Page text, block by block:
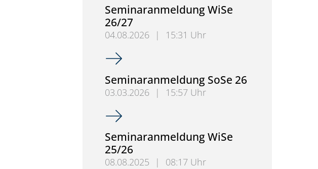
Seminaranmeldung WiSe
26/27
04.08.2026 |
15:31 Uhr
Seminaranmeldung WiSe 26/27
Seminaranmeldung SoSe 26
03.03.2026 |
15:57 Uhr
Seminaranmeldung SoSe 26
Seminaranmeldung WiSe
25/26
08.08.2025 |
08:17 Uhr